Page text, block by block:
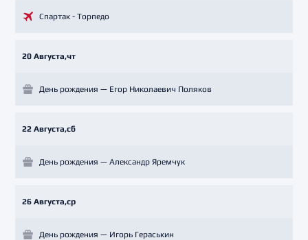
Спартак - Торпедо
20 Августа,чт
День рождения — Егор Николаевич Поляков
22 Августа,сб
День рождения — Александр Яремчук
26 Августа,ср
День рождения — Игорь Гераськин